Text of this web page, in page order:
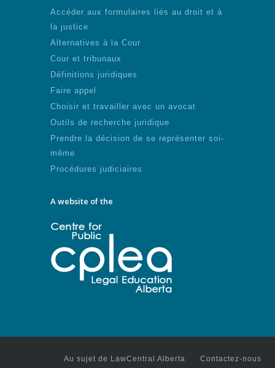
Accéder aux formulaires liés au droit et à
la justice
Alternatives à la Cour
Cour et tribunaux
Définitions juridiques
Faire appel
Choisir et travailler avec un avocat
Outils de recherche juridique
Prendre la décision de se représenter soi-
même
Procédures judiciaires
A website of the
Au sujet de LawCentral Alberta Contactez-nous